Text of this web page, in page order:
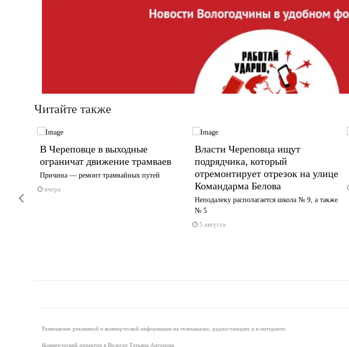
Читайте также
В Череповце в выходные
ограничат движение трамваев
Причина — ремонт трамвайных путей
вчера
Власти Череповца ищут
подрядчика, который
отремонтирует отрезок на улице
Командарма Белова
Неподалеку располагается школа № 9, а также
№ 5
5 августа
Размещение рекламной и коммерческой информации на телеканалах, радиостанциях и в интернете.
Коммерческий директор в Вологде Татьяна Антонова